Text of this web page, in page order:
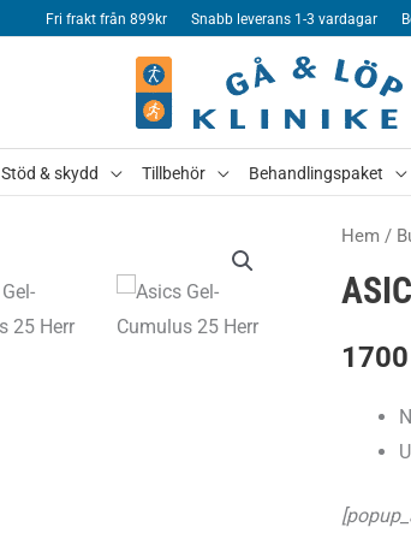
Fri frakt från 899kr Snabb leverans 1-3 vardagar
Stöd & skydd Tillbehör Behandlingspaket
Hem /
1700